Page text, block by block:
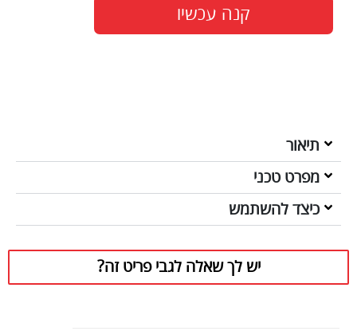
קנה עכשיו
תיאור
מפרט טכני
כיצד להשתמש
יש לך שאלה לגבי פריט זה?